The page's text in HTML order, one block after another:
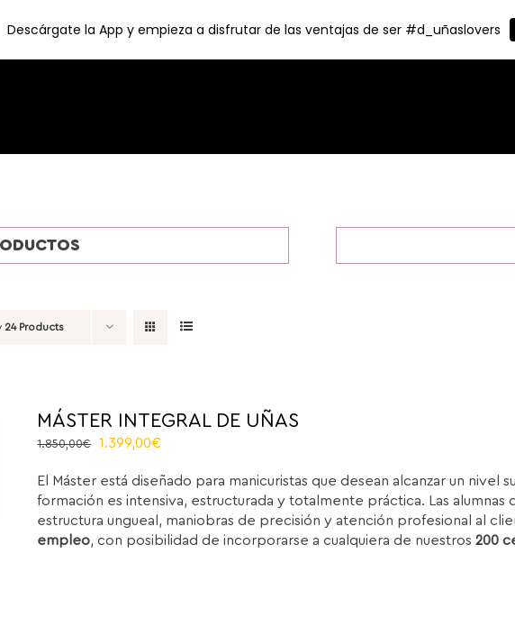
24 Products
MÁSTER INTEGRAL DE UÑAS
1.850,00€
Original
was:
1.850,00€.
1.399,00€
is:
1.399,00€.
El Máster está diseñado para manicuristas que desean alcanzar un
formación es intensiva, estructurada y totalmente práctica. Las alumnas
estructura ungueal, maniobras de precisión y atención profesional al
empleo, con posibilidad de incorporarse a cualquiera de nuestros200
Descárgate la App y empieza a disfrutar de las ventajas de ser #d_uñaslovers